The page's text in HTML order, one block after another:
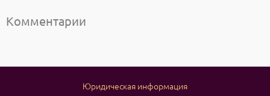
Комментарии
Юридическая информация